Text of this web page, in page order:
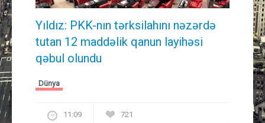
Yıldız: PKK-nın tərksilahını nəzərdə
tutan 12 maddəlik qanun layihəsi
qəbul olundu ​​​​​​​
Dünya
11:09 721